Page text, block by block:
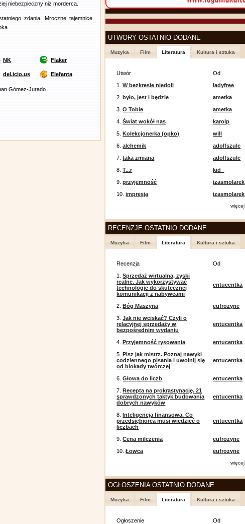
niebezpieczny niż morderca.
zdania. Mroczne tajemnice
NK Flaker
del.icio.us Elefanta
Gómez-Jurado
UTWORY OSTATNIO DODANE
Muzyka Film Literatura Kultura i sztuka
Utwór
Od
1.W bezkresie niedoli
ladyfree
2.było, jest i będzie
ametka
3.O Tobie
ametka
4.Świat wokół nas
karolp
5.Kolekcjonerka (opko)
will
6.alchemik
adolfszulc
7.taka zmiana
adolfszulc
8.T...r
kid_
9.przyjemność
izasmolarek
10.impresja izasmolarek
więcej
RECENZJE OSTATNIO DODANE
Muzyka Film Literatura Kultura i sztuka
Recenzja
Od
1.Sprzedaż wirtualna, zyski
realne. Jak wykorzystywać
technologie do skutecznej
komunikacji z nabywcami
entucentka
2.Bóg Maszyna
eufrozyne
3.Jak nie wciskać? Czyli o
relacyjnej sprzedaży w
bezpośrednim wydaniu
entucentka
4.Przyjemność rysowania
entucentka
5.Pisz jak mistrz. Poznaj nawyki
codziennego pisania i uwolnij się
od blokady twórczej
entucentka
6.Głowa do liczb
entucentka
7.Recepta na prokrastynację. 21
sprawdzonych taktyk budowania
dobrych nawyków
entucentka
8.Inteligencja finansowa. Co
przedsiębiorca musi wiedzieć o
liczbach
entucentka
9.Cena milczenia
eufrozyne
10.Łowca eufrozyne
więcej
OGŁOSZENIA OSTATNIO DODANE
Muzyka Film Literatura Kultura i sztuka
Ogłoszenie
Od